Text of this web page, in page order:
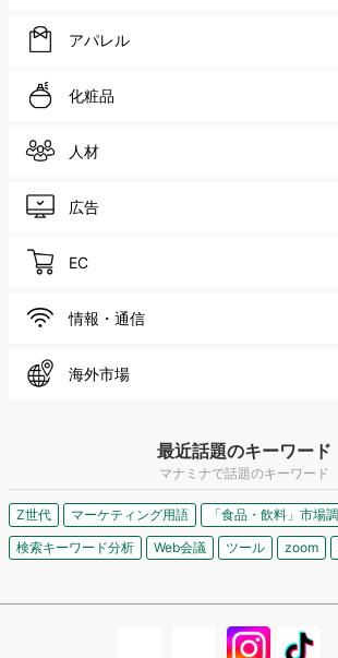
アパレル
化粧品
人材
広告
EC
情報・通信
海外市場
最近話題のキーワード
マナミナで話題のキーワード
Z世代 マーケティング用語 「食品・飲料」市場
検索キーワード分析
Web会議 ツール zoom